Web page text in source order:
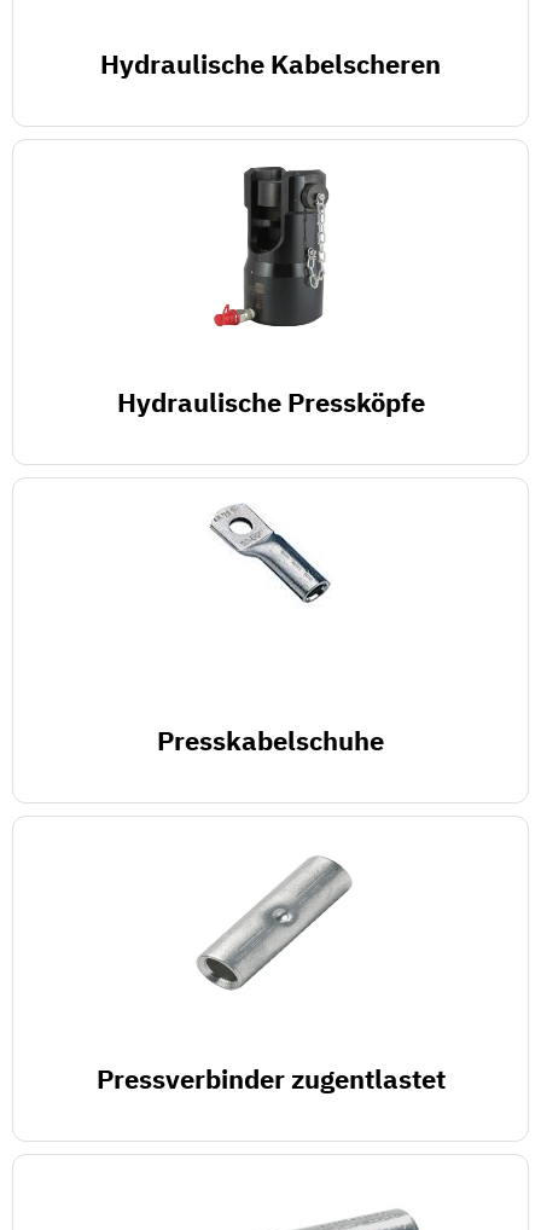
Hydraulische Kabelscheren
Hydraulische Pressköpfe
Presskabelschuhe
Pressverbinder zugentlastet